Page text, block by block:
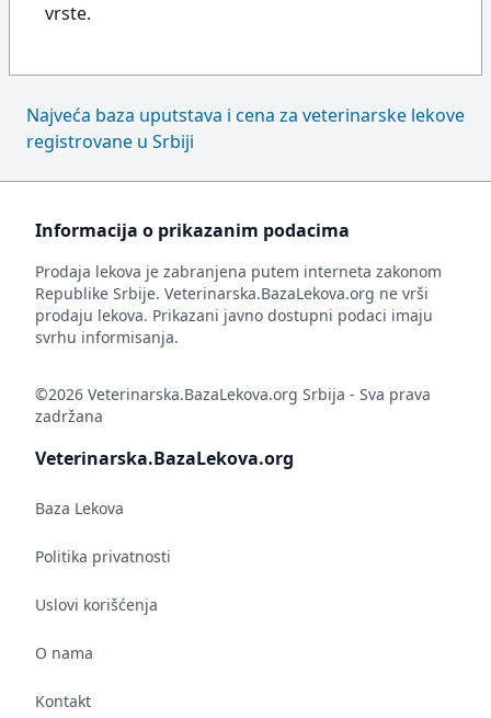
vrste.
Najveća baza uputstava i cena za veterinarske lekove
registrovane u Srbiji
Informacija o prikazanim podacima
Prodaja lekova je zabranjena putem interneta zakonom
Republike Srbije. Veterinarska.BazaLekova.org ne vrši
prodaju lekova. Prikazani javno dostupni podaci imaju
svrhu informisanja.
©2026 Veterinarska.BazaLekova.org Srbija - Sva prava
zadržana
Veterinarska.BazaLekova.org
Baza Lekova
Politika privatnosti
Uslovi korišćenja
O nama
Kontakt